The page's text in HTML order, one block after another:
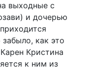
выходные с
и дочерью
как это
Кристина
к ним из